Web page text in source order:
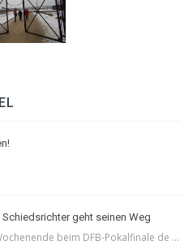
geht seinen Weg
beim DFB-Pokalfinale de ...